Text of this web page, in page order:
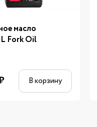
масло
Fork Oil
В корзину